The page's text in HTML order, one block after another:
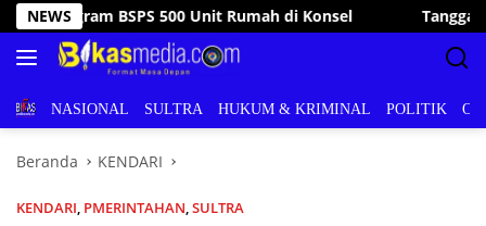
Langsung
ke
konten
NEWSTanggap Bencana, Wakil Bupati Konsel Kunjungi dan
BERITANASIONAL SULTRA HUKUM & KRIMINAL POLITIK
Beranda KENDARI
KENDARI, PMERINTAHAN,SULTRA